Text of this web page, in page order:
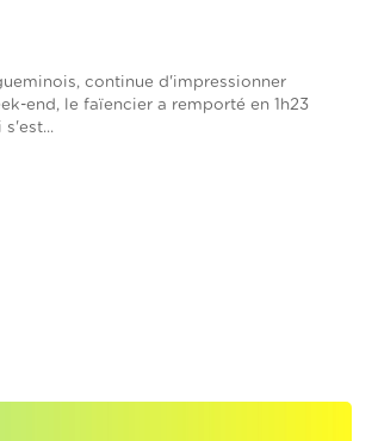
continue d'impressionner
end, le faïencier a remporté en 1h23